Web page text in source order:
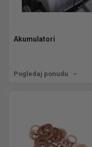
Akumulatori
Pogledaj ponudu